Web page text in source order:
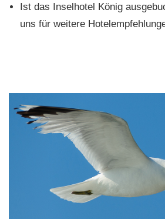
Ist das Inselhotel König
uns für weitere